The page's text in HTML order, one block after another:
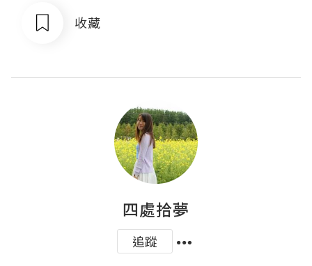
收藏
四處拾夢
追蹤